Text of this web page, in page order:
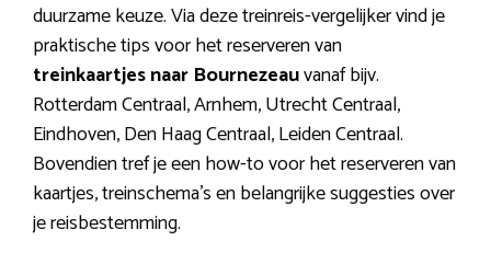
duurzame keuze. Via deze treinreis-vergelijker vind je
praktische tips voor het reserveren van
treinkaartjes naar Bournezeauvanaf bijv.
Rotterdam Centraal, Arnhem, Utrecht Centraal,
Eindhoven, Den Haag Centraal, Leiden Centraal.
Bovendien tref je een how-to voor het reserveren van
kaartjes, treinschema’s en belangrijke suggesties over
je reisbestemming.